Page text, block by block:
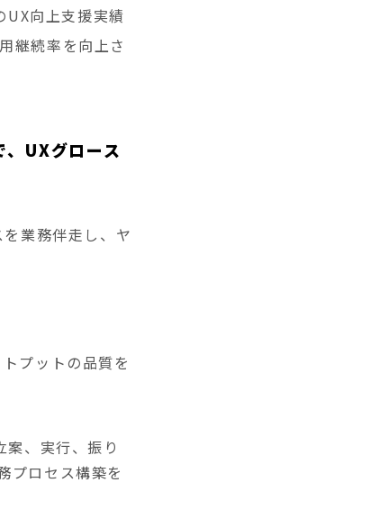
UX向上支援実績
継続率を向上さ
UXグロース
業務伴走し、ヤ
プットの品質を
、実行、振り
プロセス構築を